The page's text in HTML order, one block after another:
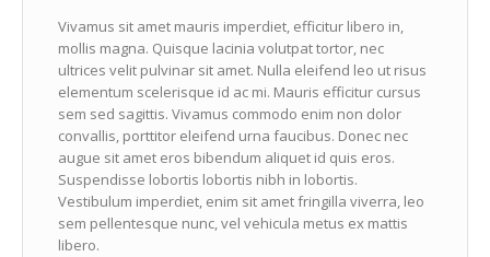
Vivamus sit amet mauris imperdiet, efficitur libero in,
mollis magna. Quisque lacinia volutpat tortor, nec
ultrices velit pulvinar sit amet. Nulla eleifend leo ut risus
elementum scelerisque id ac mi. Mauris efficitur cursus
sem sed sagittis. Vivamus commodo enim non dolor
convallis, porttitor eleifend urna faucibus. Donec nec
augue sit amet eros bibendum aliquet id quis eros.
Suspendisse lobortis lobortis nibh in lobortis.
Vestibulum imperdiet, enim sit amet fringilla viverra, leo
sem pellentesque nunc, vel vehicula metus ex mattis
libero.